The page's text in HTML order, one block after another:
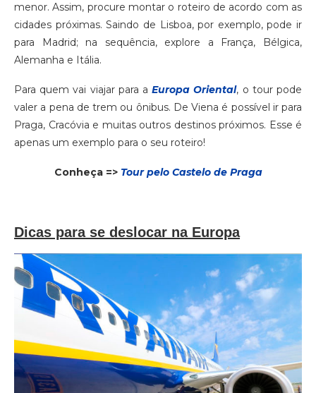
menor. Assim, procure montar o roteiro de acordo com as
cidades próximas. Saindo de Lisboa, por exemplo, pode ir
para Madrid; na sequência, explore a França, Bélgica,
Alemanha e Itália.
Para quem vai viajar para aEuropa Oriental, o tour pode
valer a pena de trem ou ônibus. De Viena é possível ir para
Praga, Cracóvia e muitas outros destinos próximos. Esse é
apenas um exemplo para o seu roteiro!
Conheça => Tour pelo Castelo de Praga
Dicas para se deslocar na Europa